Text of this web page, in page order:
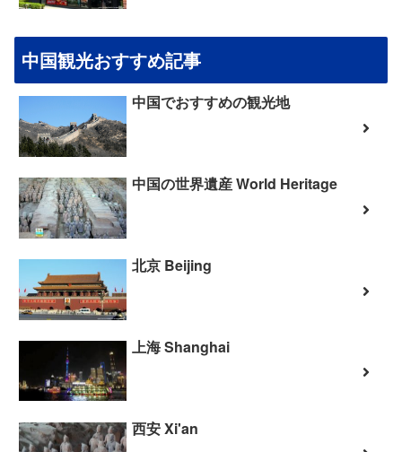
中国観光おすすめ記事
中国でおすすめの観光地
中国の世界遺産 World Heritage
北京 Beijing
上海 Shanghai
西安 Xi'an